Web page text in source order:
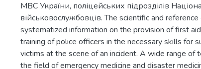
МВС України, поліцейських підрозділів
військовослужбовців. The scientific and
systematized information on the provision of first
training of police officers in the necessary skills for
victims at the scene of an incident. A wide range of
the field of emergency medicine and disaster